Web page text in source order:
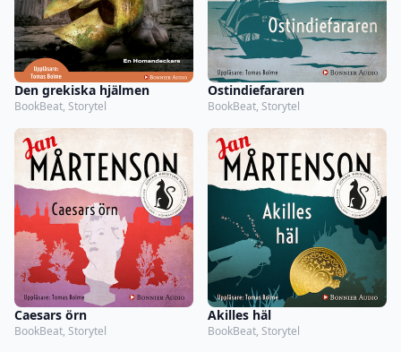
Den grekiska hjälmen
BookBeat, Storytel
Ostindiefararen
BookBeat, Storytel
Caesars örn
BookBeat, Storytel
Akilles häl
BookBeat, Storytel